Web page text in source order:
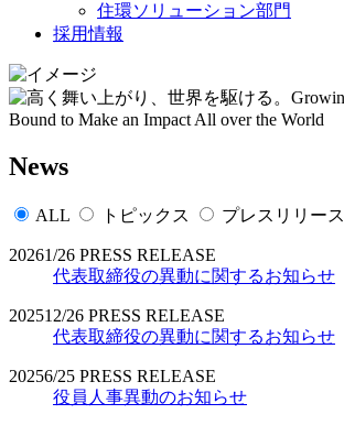
住環ソリューション部門
採用情報
News
ALL トピックス プレスリリース
20261/26 PRESS RELEASE
代表取締役の異動に関するお知らせ
202512/26 PRESS RELEASE
代表取締役の異動に関するお知らせ
20256/25 PRESS RELEASE
役員人事異動のお知らせ